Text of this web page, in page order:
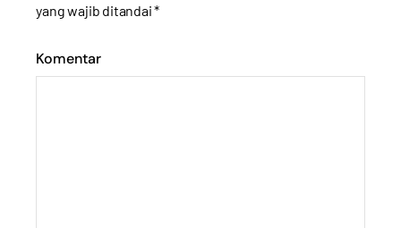
yang wajib ditandai*
Komentar